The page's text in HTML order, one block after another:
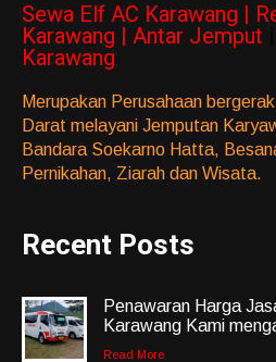
Sewa Elf AC Karawang |
Karawang | Antar Jemput
Karawang
Merupakan Perusahaan
Darat melayani Jemputan
Bandara Soekarno Hatta,
Pernikahan, Ziarah dan Wisata.
Recent Posts
Penawaran Harga
Karawang Kami
Read More